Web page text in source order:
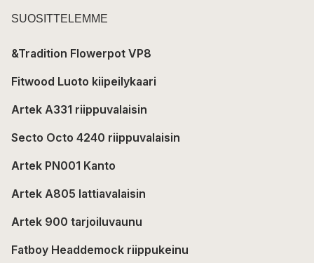
SUOSITTELEMME
&Tradition Flowerpot VP8
Fitwood Luoto kiipeilykaari
Artek A331 riippuvalaisin
Secto Octo 4240 riippuvalaisin
Artek PN001 Kanto
Artek A805 lattiavalaisin
Artek 900 tarjoiluvaunu
Fatboy Headdemock riippukeinu